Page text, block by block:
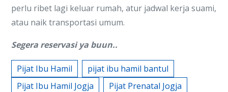
perlu ribet lagi keluar rumah, atur jadwal kerja suami,
atau naik transportasi umum.
Segera reservasi ya buun..
Pijat Ibu Hamil
pijat ibu hamil bantul
Pijat Ibu Hamil Jogja
Pijat Prenatal Jogja